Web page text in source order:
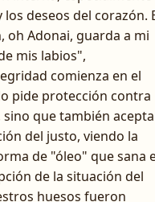
deseos del corazón.
oh Adonai, guarda a mi
mis labios",
comienza en el
pide protección contra
que también acepta
del justo, viendo la
de "óleo" que sana
de la situación del
huesos fueron